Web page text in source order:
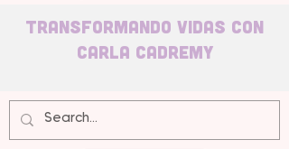
Transformando Vidas con
carla Cadremy